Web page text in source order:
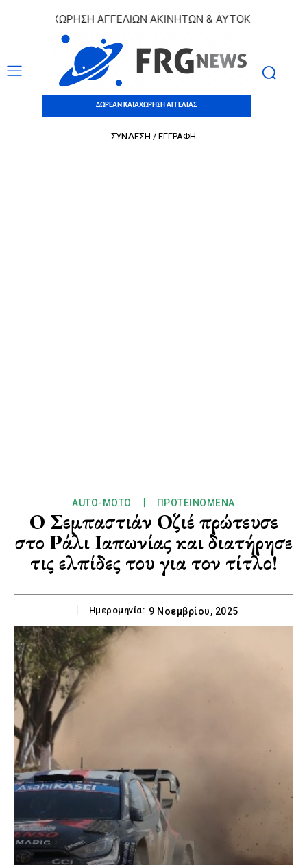
ΚΑΤΑΧΩΡΗΣΗ ΑΓΓΕΛΙΩΝ ΑΚΙΝΗΤΩΝ & ΑΥΤΟΚΙΝΗΤΩΝ |
ΔΩΡΕΑΝ ΚΑΤΑΧΩΡΗΣΗ ΑΓΓΕΛΙΑΣ
ΣΥΝΔΕΣΗ / ΕΓΓΡΑΦΗ
AUTO-MOTO ΠΡΟΤΕΙΝΌΜΕΝΑ
Ο Σεμπαστιάν Οζιέ πρώτευσε
στο Ράλι Ιαπωνίας και διατήρησε
τις ελπίδες του για τον τίτλο!
Ημερομηνία: 9 Νοεμβρίου, 2025